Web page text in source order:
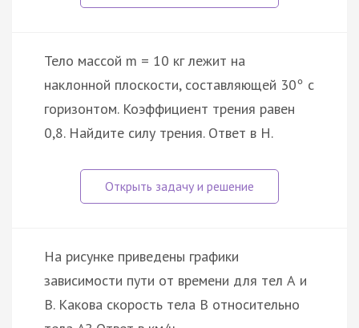
Тело массой m = 10 кг лежит на
наклонной плоскости, составляющей 30° с
горизонтом. Коэффициент трения равен
0,8. Найдите силу трения. Ответ в H.
На рисунке приведены графики
зависимости пути от времени для тел А и
В. Какова скорость тела В относительно